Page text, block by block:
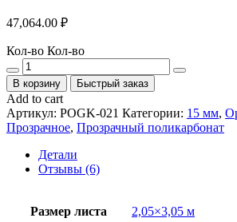
47,064.00 ₽
Кол-во Кол-во
В корзину Быстрый заказ
Add to cart
Артикул: POGK-021 Категории: 15 мм,
Прозрачное, Прозрачный поликарбонат
Детали
Отзывы (6)
Размер листа 2,05×3,05 м